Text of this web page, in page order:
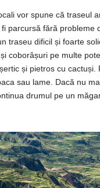
vor spune că traseul
parcursă fără probleme
traseu dificil și foarte
coborâșuri pe multe
și pietros cu cactuși.
sau lame. Dacă nu
drumul pe un